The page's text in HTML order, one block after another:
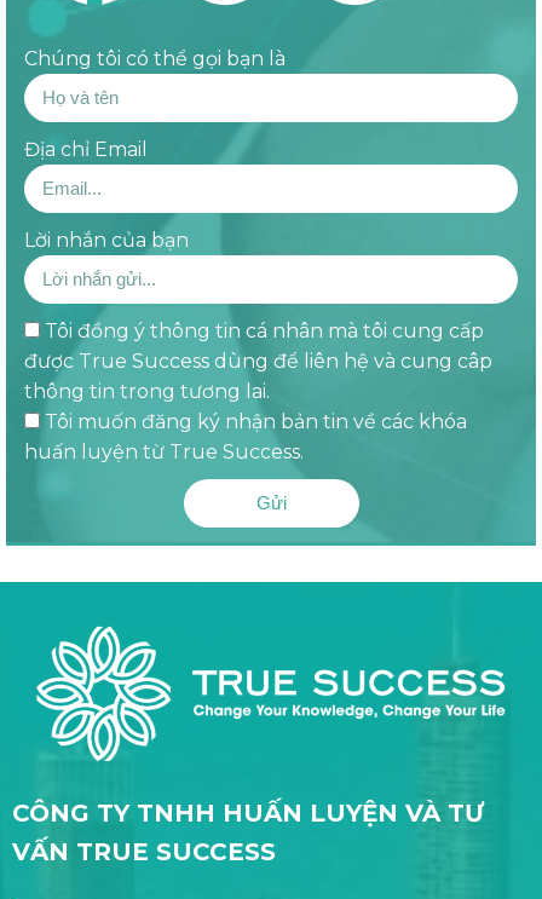
Chúng tôi có thể gọi bạn là
Địa chỉ Email
Lời nhắn của bạn
Tôi đồng ý thông tin cá nhân mà tôi cung cấp
được True Success dùng để liên hệ và cung câp
thông tin trong tương lai.
Tôi muốn đăng ký nhận bản tin về các khóa
huấn luyện từ True Success.
Gửi
CÔNG TY TNHH HUẤN LUYỆN VÀ TƯ
VẤN TRUE SUCCESS